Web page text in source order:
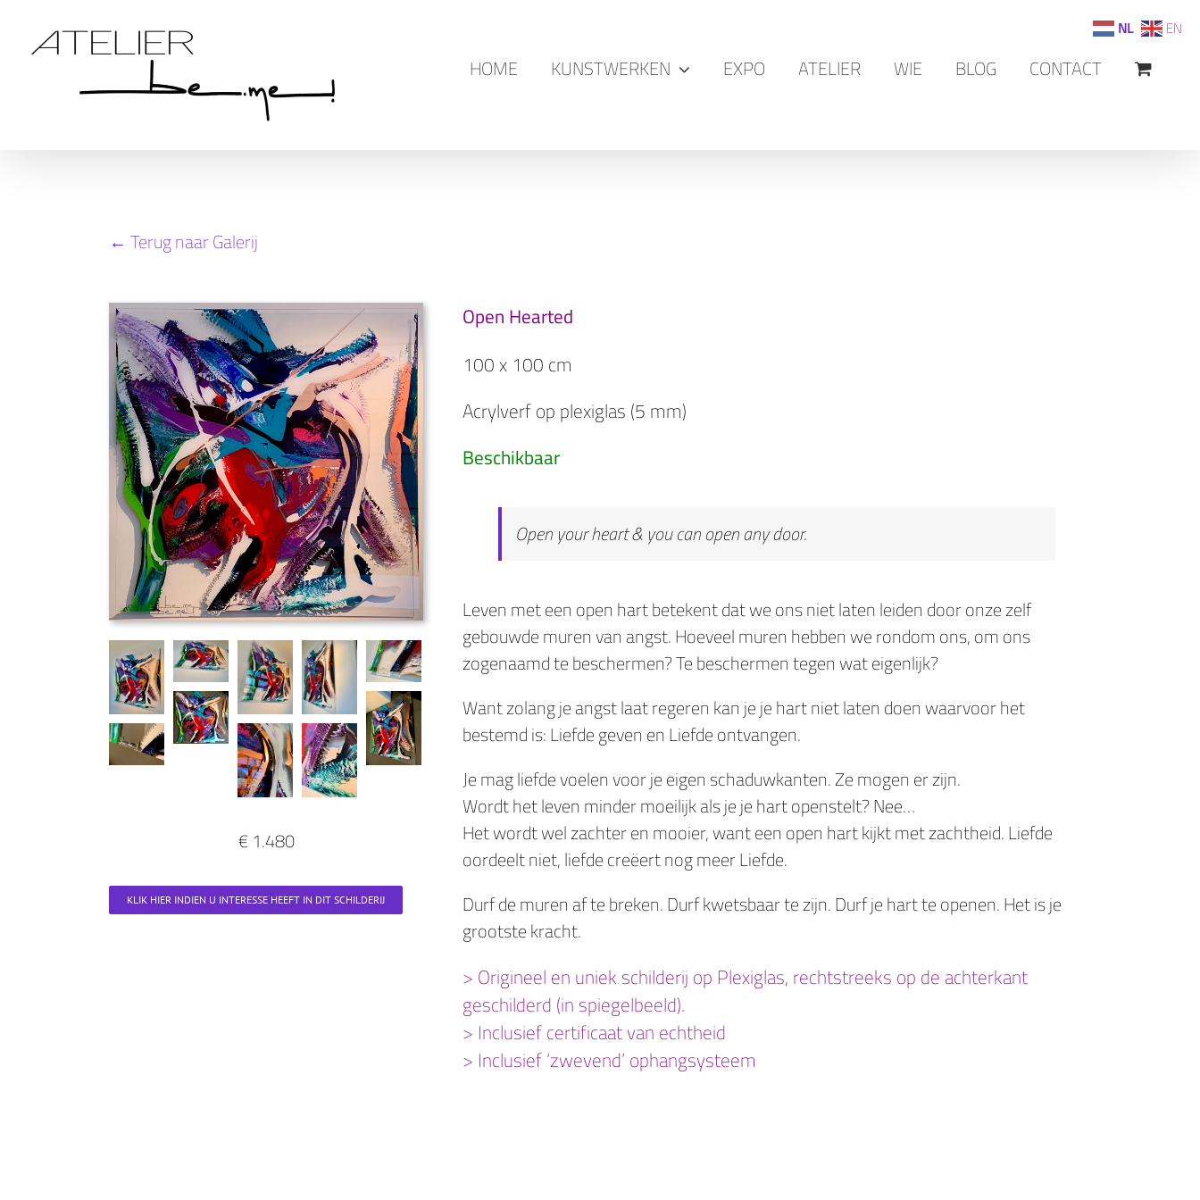
HOME KUNSTWERKEN EXPO ATELIER WIE BLOG CONTACT
← Terug naar Galerij
€ 1.480
KLIK HIER INDIEN U INTERESSE HEEFT IN DIT SCHILDERIJ
Open Hearted
100 x 100 cm
Acrylverf op plexiglas (5 mm)
Beschikbaar
Open your heart & you can open any door.
Leven met een open hart betekent dat we ons niet laten leiden door onze zelf
gebouwde muren van angst. Hoeveel muren hebben we rondom ons, om ons
zogenaamd te beschermen? Te beschermen tegen wat eigenlijk?
Want zolang je angst laat regeren kan je je hart niet laten doen waarvoor het
bestemd is: Liefde geven en Liefde ontvangen.
Je mag liefde voelen voor je eigen schaduwkanten. Ze mogen er zijn.
Wordt het leven minder moeilijk als je je hart openstelt? Nee…
Het wordt wel zachter en mooier, want een open hart kijkt met zachtheid. Liefde
oordeelt niet, liefde creëert nog meer Liefde.
Durf de muren af te breken. Durf kwetsbaar te zijn. Durf je hart te openen. Het is je
grootste kracht.
> Origineel en uniek schilderij op Plexiglas, rechtstreeks op de achterkant
geschilderd (in spiegelbeeld).
> Inclusief certificaat van echtheid
> Inclusief ‘zwevend’ ophangsysteem
NL EN